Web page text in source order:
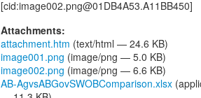
Attachments:
attachment.htm (text/html — 24.6 KB)
image001.png (image/png — 5.0 KB)
image002.png (image/png — 6.6 KB)
AB-AgvsABGovSWOBComparison.xlsx